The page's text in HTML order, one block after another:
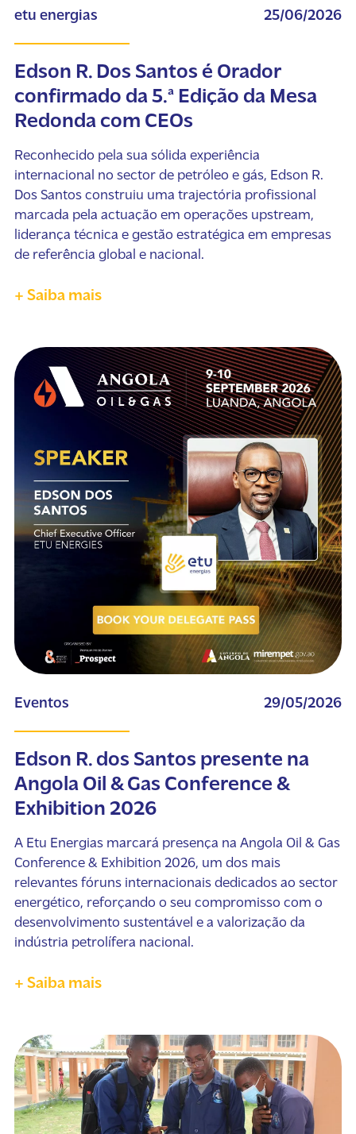
etu energias 25/06/2026
Edson R. Dos Santos é Orador
confirmado da 5.ª Edição da Mesa
Redonda com CEOs
Reconhecido pela sua sólida experiência
internacional no sector de petróleo e gás, Edson R.
Dos Santos construiu uma trajectória profissional
marcada pela actuação em operações upstream,
liderança técnica e gestão estratégica em empresas
de referência global e nacional.
+ Saiba mais
Eventos 29/05/2026
Edson R. dos Santos presente na
Angola Oil & Gas Conference &
Exhibition 2026
A Etu Energias marcará presença na Angola Oil & Gas
Conference & Exhibition 2026, um dos mais
relevantes fóruns internacionais dedicados ao sector
energético, reforçando o seu compromisso com o
desenvolvimento sustentável e a valorização da
indústria petrolífera nacional.
+ Saiba mais